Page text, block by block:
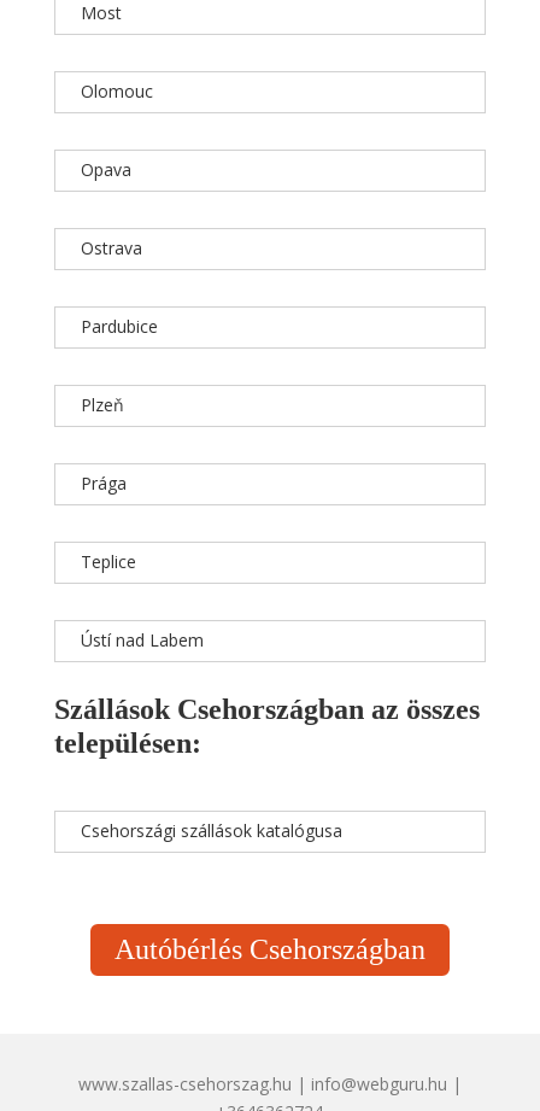
Most
Olomouc
Opava
Ostrava
Pardubice
Plzeň
Prága
Teplice
Ústí nad Labem
Szállások Csehországban az összes
településen:
Csehországi szállások katalógusa
Autóbérlés Csehországban
www.szallas-csehorszag.hu | info@webguru.hu |